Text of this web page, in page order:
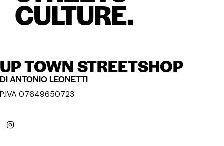
CULTURE.
UP TOWN STREETSHOP
DI ANTONIO LEONETTI
P.IVA 07649650723